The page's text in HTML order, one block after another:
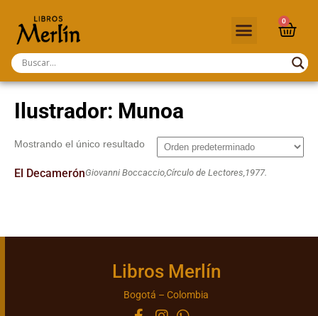
0
Ilustrador: Munoa
Mostrando el único resultado
El DecamerónGiovanni Boccaccio,Círculo de Lectores,1977.
Libros Merlín
Bogotá – Colombia